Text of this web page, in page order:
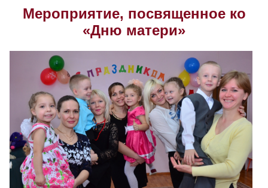
ИЗОБРАЖЕНИЯ
Настройки по умолчанию
Мероприятие, посвященное ко
«Дню матери»